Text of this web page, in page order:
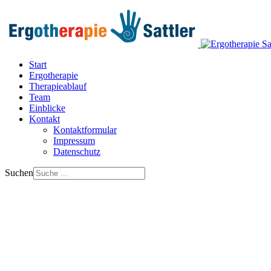
Start
Ergotherapie
Therapieablauf
Team
Einblicke
Kontakt
Kontaktformular
Impressum
Datenschutz
Suchen